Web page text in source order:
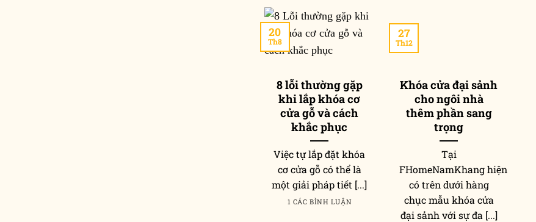
8 lỗi thường gặp
khi lắp khóa cơ
cửa gỗ và cách
khắc phục
Việc tự lắp đặt khóa
cơ cửa gỗ có thể là
một giải pháp tiết [...]
1 CÁC BÌNH LUẬN
20
Th8
Khóa cửa đại sảnh
cho ngôi nhà
thêm phần sang
trọng
Tại
FHomeNamKhang hiện
có trên dưới hàng
chục mẫu khóa cửa
đại sảnh với sự đa [...]
27
Th12